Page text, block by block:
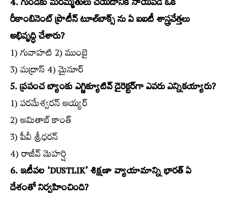
4. గుండెకు మరమ్మతులు చేయడానికి సాయపడే ఒక
రీకాంబినెంట్‌ ప్రొటీన్‌ టూల్‌బాక్స్‌ ను ఏ ఐఐటీ శాస్త్రవేత్తలు
అభివృద్ధి చేశారు?
1) గువాహటి 2) ముంబై
3) మద్రాస్‌ 4) మైసూర్‌
5. ప్రపంచ బ్యాంకు ఎగ్జిక్యూటివ్‌ డైరెక్టర్‌గా ఎవరు ఎన్నికయ్యారు?
1) పరమేశ్వరన్‌ అయ్యర్‌
2) అమితాబ్‌ కాంత్‌
3) పీవీ శ్రీధరన్‌
4) రాజీవ్‌ మెహర్షి
6. ఇటీవల ‘DUSTLIK’ శిక్షణా వ్యాయామాన్ని భారత్‌ ఏ
దేశంతో నిర్వహించింది?